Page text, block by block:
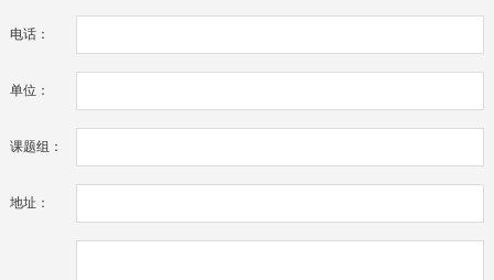
电话：
单位：
课题组：
地址：